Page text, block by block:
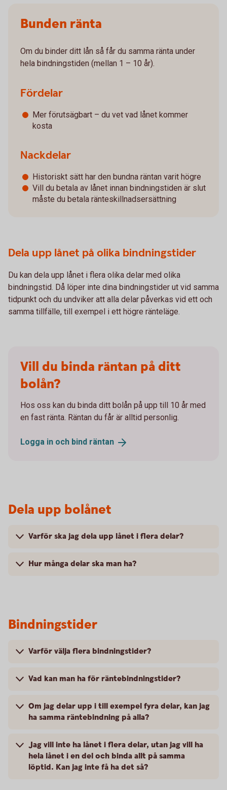
Bunden ränta
Om du binder ditt lån så får du samma ränta under
hela bindningstiden (mellan 1 – 10 år).
Fördelar
Mer förutsägbart – du vet vad lånet kommer
kosta
Nackdelar
Historiskt sätt har den bundna räntan varit högre
Vill du betala av lånet innan bindningstiden är slut
måste du betala ränteskillnadsersättning
Dela upp lånet på olika bindningstider
Du kan dela upp lånet i flera olika delar med olika
bindningstid. Då löper inte dina bindningstider ut vid samma
tidpunkt och du undviker att alla delar påverkas vid ett och
samma tillfälle, till exempel i ett högre ränteläge.
Vill du binda räntan på ditt
bolån?
Hos oss kan du binda ditt bolån på upp till 10 år med
en fast ränta. Räntan du får är alltid personlig.
Logga in och bind räntan
Dela upp bolånet
Varför ska jag dela upp lånet i flera delar?
Hur många delar ska man ha?
Bindningstider
Varför välja flera bindningstider?
Vad kan man ha för räntebindningstider?
Om jag delar upp i till exempel fyra delar, kan jag
ha samma räntebindning på alla?
Jag vill inte ha lånet i flera delar, utan jag vill ha
hela lånet i en del och binda allt på samma
löptid. Kan jag inte få ha det så?